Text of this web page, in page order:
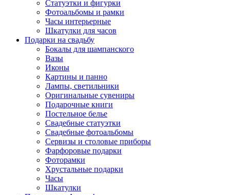
Статуэтки и фигурки
Фотоальбомы и рамки
Часы интерьерные
Шкатулки для часов
Подарки на свадьбу
Бокалы для шампанского
Вазы
Иконы
Картины и панно
Лампы, светильники
Оригинальные сувениры
Подарочные книги
Постельное белье
Свадебные статуэтки
Свадебные фотоальбомы
Сервизы и столовые приборы
Фарфоровые подарки
Фоторамки
Хрустальные подарки
Часы
Шкатулки